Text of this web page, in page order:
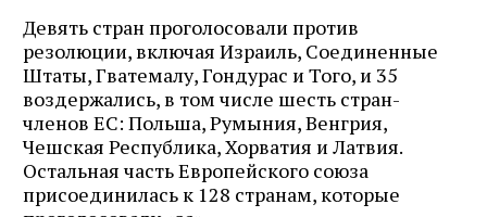
Девять стран проголосовали против
резолюции, включая Израиль, Соединенные
Штаты, Гватемалу, Гондурас и Того, и 35
воздержались, в том числе шесть стран-
членов ЕС: Польша, Румыния, Венгрия,
Чешская Республика, Хорватия и Латвия.
Остальная часть Европейского союза
присоединилась к 128 странам, которые